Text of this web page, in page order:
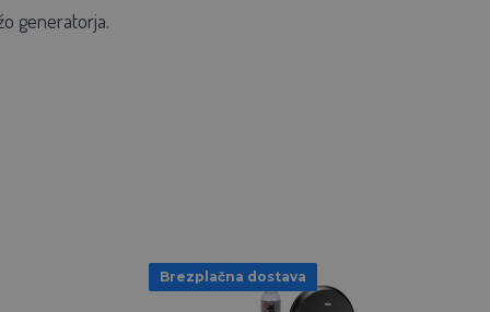
generatorja.
Brezplačna dostava